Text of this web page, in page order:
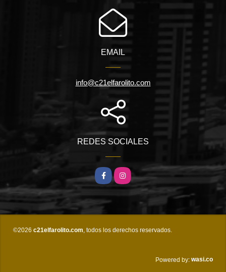
EMAIL
info@c21elfarolito.com
REDES SOCIALES
FacebookInstagram
©2026 c21elfarolito.com, todos los derechos reservados.
Powered by: wasi.co